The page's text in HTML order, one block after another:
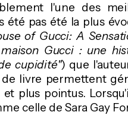
l'une des
été pas été la plus
of Gucci: A
maison Gucci : une
cupidité") que
de livre permettent
et plus pointus.
celle de Sara Gay